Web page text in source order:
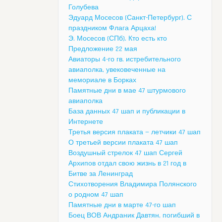
Голубева
Эдуард Мосесов (Санкт-Петербург). С
праздником Флага Арцаха!
Э. Мосесов (СПб). Кто есть кто
Предложение 22 мая
Авиаторы 4-го гв. истребительного
авиаполка, увековеченные на
мемориале в Борках
Памятные дни в мае 47 штурмового
авиаполка
База данных 47 шап и публикации в
Интернете
Третья версия плаката — летчики 47 шап
О третьей версии плаката 47 шап
Воздушный стрелок 47 шап Сергей
Архипов отдал свою жизнь в 21 год в
Битве за Ленинград
Стихотворения Владимира Полянского
о родном 47 шап
Памятные дни в марте 47-го шап
Боец ВОВ Андраник Давтян, погибший в